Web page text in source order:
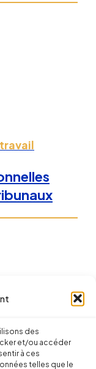
des
et/ou accéder
à ces
telles que le